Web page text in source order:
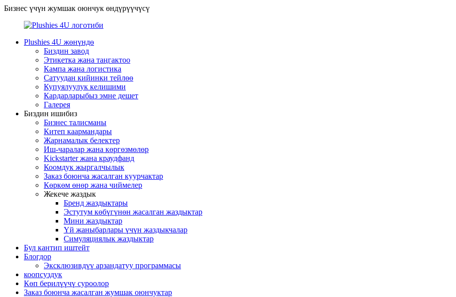
Бизнес үчүн жумшак оюнчук өндүрүүчүсү
Plushies 4U жөнүндө
Биздин завод
Этикетка жана таңгактоо
Кампа жана логистика
Сатуудан кийинки тейлөө
Купуялуулук келишими
Кардарларыбыз эмне дешет
Галерея
Биздин ишибиз
Бизнес талисманы
Китеп каармандары
Жарнамалык белектер
Иш-чаралар жана көргөзмөлөр
Kickstarter жана краудфанд
Коомдук жыргалчылык
Заказ боюнча жасалган куурчактар
Көркөм өнөр жана чиймелер
Жекече жаздык
Бренд жаздыктары
Эстутум көбүгүнөн жасалган жаздыктар
Мини жаздыктар
Үй жаныбарлары үчүн жаздыкчалар
Симуляциялык жаздыктар
Бул кантип иштейт
Блогдор
Эксклюзивдүү арзандатуу программасы
коопсуздук
Көп берилүүчү суроолор
Заказ боюнча жасалган жумшак оюнчуктар